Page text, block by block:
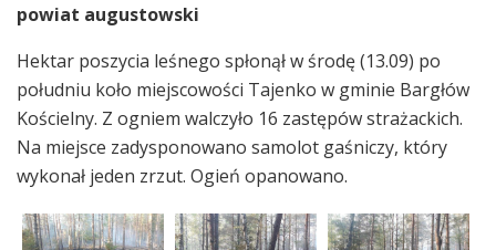
powiat augustowski
Hektar poszycia leśnego spłonął w środę (13.09) po
południu koło miejscowości Tajenko w gminie Bargłów
Kościelny. Z ogniem walczyło 16 zastępów strażackich.
Na miejsce zadysponowano samolot gaśniczy, który
wykonał jeden zrzut. Ogień opanowano.